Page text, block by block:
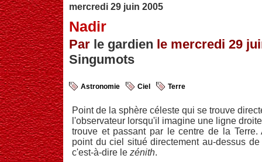
mercredi 29 juin 2005
Nadir
Par le gardien le mercredi 29
Singumots
Astronomie Ciel Terre
Point de la sphère céleste qui se trouve
l'observateur lorsqu'il imagine une ligne
trouve et passant par le centre de la
point du ciel situé directement au-dessus
c'est-à-dire le zénith.